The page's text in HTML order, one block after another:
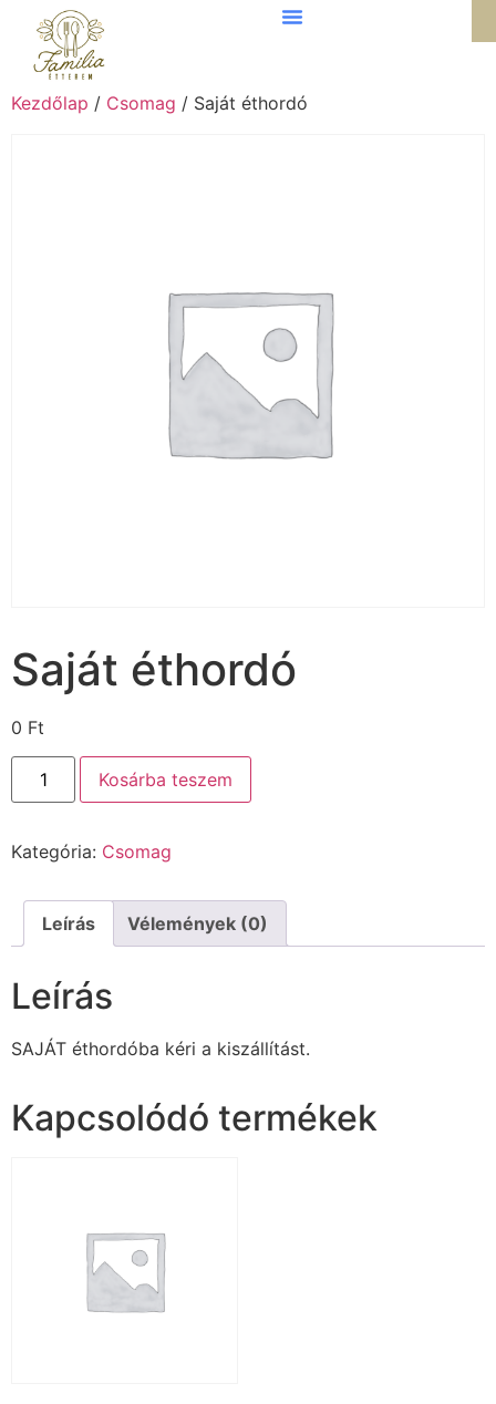
Kezdőlap / Csomag / Saját éthordó
Saját éthordó
0 Ft
Kosárba teszem
Kategória: Csomag
Leírás Vélemények (0)
Leírás
SAJÁT éthordóba kéri a kiszállítást.
Kapcsolódó termékek